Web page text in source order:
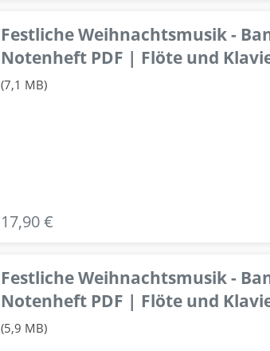
Festliche Weihnachtsmusik -
Notenheft PDF | Flöte und
(7,1 MB)
17,90 €
Festliche Weihnachtsmusik -
Notenheft PDF | Flöte und
(5,9 MB)